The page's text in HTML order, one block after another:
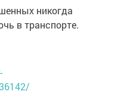
никогда
в транспорте.